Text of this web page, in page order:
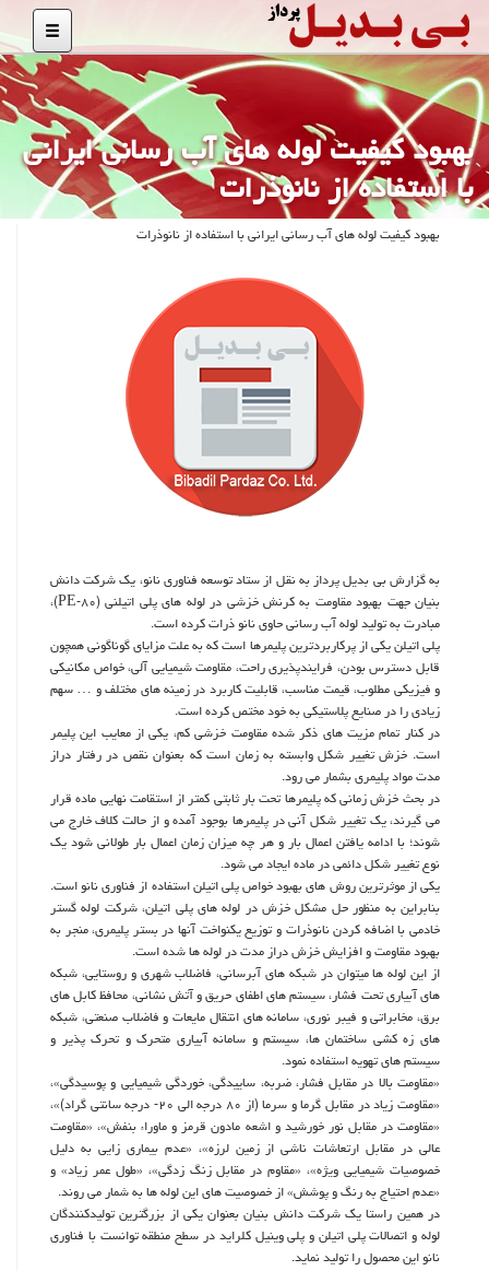
بهبود كیفیت لوله های آب رسانی ایرانی
با استفاده از نانوذرات
بهبود كیفیت لوله های آب رسانی ایرانی با استفاده از نانوذرات
به گزارش بی بدیل پرداز به نقل از ستاد توسعه فناوری نانو، یک شرکت دانش
بنیان جهت بهبود مقاومت به کرنش خزشی در لوله های پلی اتیلنی (PE-۸۰)،
مبادرت به تولید لوله آب رسانی حاوی نانو ذرات کرده است.
پلی اتیلن یکی از پرکاربردترین پلیمرها است که به علت مزایای گوناگونی همچون
قابل دسترس بودن، فرایندپذیری راحت، مقاومت شیمیایی آلی، خواص مکانیکی
و فیزیکی مطلوب، قیمت مناسب، قابلیت کاربرد در زمینه های مختلف و … سهم
زیادی را در صنایع پلاستیکی به خود مختص کرده است.
در کنار تمام مزیت های ذکر شده مقاومت خزشی کم، یکی از معایب این پلیمر
است. خزش تغییر شکل وابسته به زمان است که بعنوان نقص در رفتار دراز
مدت مواد پلیمری بشمار می رود.
در بحث خزش زمانی که پلیمرها تحت بار ثابتی کمتر از استقامت نهایی ماده قرار
می گیرند، یک تغییر شکل آنی در پلیمرها بوجود آمده و از حالت کلاف خارج می
شوند؛ با ادامه یافتن اعمال بار و هر چه میزان زمان اعمال بار طولانی شود یک
نوع تغییر شکل دائمی در ماده ایجاد می شود.
یکی از موثرترین روش های بهبود خواص پلی اتیلن استفاده از فناوری نانو است.
بنابراین به منظور حل مشکل خزش در لوله های پلی اتیلن، شرکت لوله گستر
خادمی با اضافه کردن نانوذرات و توزیع یکنواخت آنها در بستر پلیمری، منجر به
بهبود مقاومت و افزایش خزش دراز مدت در لوله ها شده است.
از این لوله ها میتوان در شبکه های آبرسانی، فاضلاب شهری و روستایی، شبکه
های آبیاری تحت فشار، سیستم های اطفای حریق و آتش نشانی، محافظ کابل های
برق، مخابراتی و فیبر نوری، سامانه های انتقال مایعات و فاضلاب صنعتی، شبکه
های زه کشی ساختمان ها، سیستم و سامانه آبیاری متحرک و تحرک پذیر و
سیستم های تهویه استفاده نمود.
«مقاومت بالا در مقابل فشار، ضربه، ساییدگی، خوردگی شیمیایی و پوسیدگی»،
«مقاومت زیاد در مقابل گرما و سرما (از ۸۰ درجه الی ۲۰- درجه سانتی گراد)»،
«مقاومت در مقابل نور خورشید و اشعه مادون قرمز و ماوراء بنفش»، «مقاومت
عالی در مقابل ارتعاشات ناشی از زمین لرزه»، «عدم بیماری زایی به دلیل
خصوصیات شیمیایی ویژه»، «مقاوم در مقابل زنگ زدگی»، «طول عمر زیاد» و
«عدم احتیاج به رنگ و پوشش» از خصوصیت های این لوله ها به شمار می روند.
در همین راستا یک شرکت دانش بنیان بعنوان یکی از بزرگترین تولیدکنندگان
لوله و اتصالات پلی اتیلن و پلی وینیل کلراید در سطح منطقه توانست با فناوری
نانو این محصول را تولید نماید.